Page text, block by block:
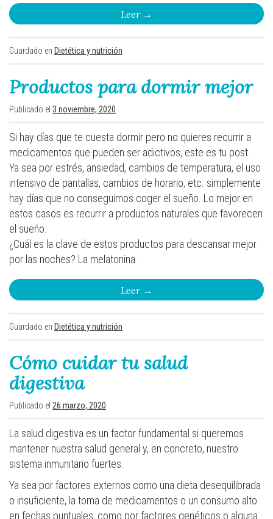
Leer →
Guardado en Dietética y nutrición
Productos para dormir mejor
Publicado el 3 noviembre, 2020
Si hay días que te cuesta dormir pero no quieres recurrir a
medicamentos que pueden ser adictivos, este es tu post.
Ya sea por estrés, ansiedad, cambios de temperatura, el uso
intensivo de pantallas, cambios de horario, etc. simplemente
hay días que no conseguimos coger el sueño. Lo mejor en
estos casos es recurrir a productos naturales que favorecen
el sueño.
¿Cuál es la clave de estos productos para descansar mejor
por las noches? La melatonina.
Leer →
Guardado en Dietética y nutrición
Cómo cuidar tu salud
digestiva
Publicado el 26 marzo, 2020
La salud digestiva es un factor fundamental si queremos
mantener nuestra salud general y, en concreto, nuestro
sistema inmunitario fuertes.
Ya sea por factores externos como una dieta desequilibrada
o insuficiente, la toma de medicamentos o un consumo alto
en fechas puntuales, como por factores genéticos o alguna